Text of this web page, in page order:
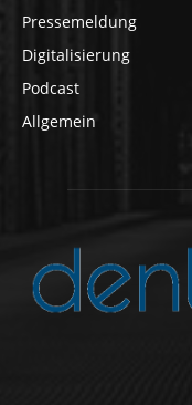
Pressemeldung
Digitalisierung
Podcast
Allgemein